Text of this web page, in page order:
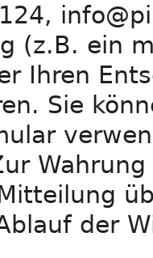
(z.B. ein
Ihren
Sie
der